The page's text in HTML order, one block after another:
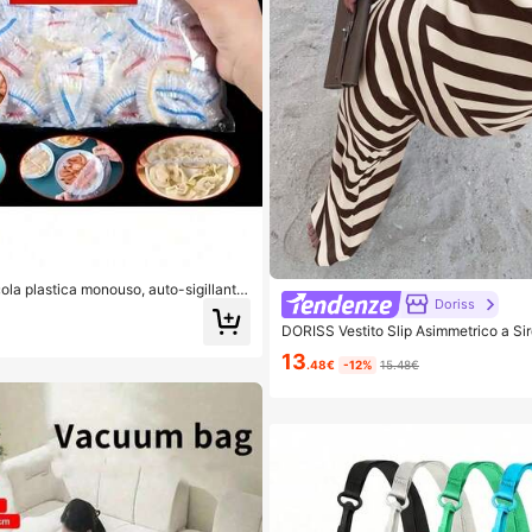
plastica monouso, auto-sigillante
degli alimenti, adatta p
piatti, uso domestico.
Doriss
DORISS Vestito Slip Asimmetrico a
vo, Vestito Maxi a Righe Colorblock
tfit Elegante Casual Stile Street
13.48€ -12% 15.48€